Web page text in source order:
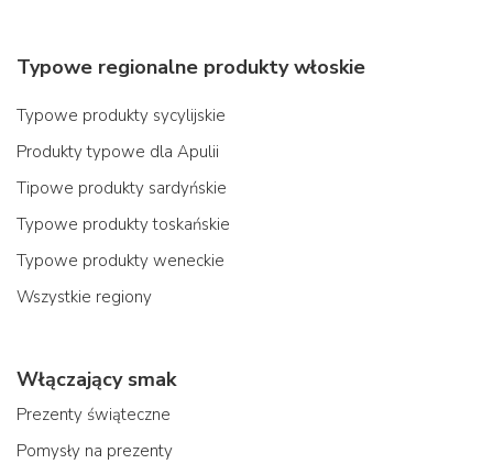
Typowe regionalne produkty włoskie
Typowe produkty sycylijskie
Produkty typowe dla Apulii
Tipowe produkty sardyńskie
Typowe produkty toskańskie
Typowe produkty weneckie
Wszystkie regiony
Włączający smak
Prezenty świąteczne
Pomysły na prezenty